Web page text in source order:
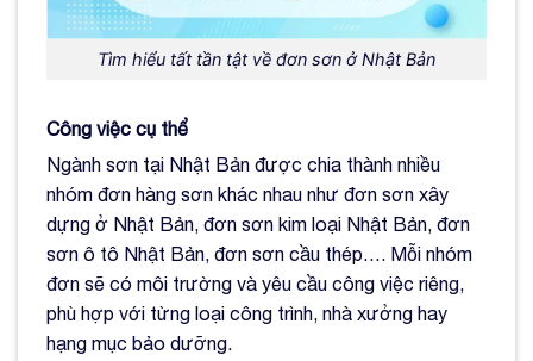
Tìm hiểu tất tần tật về đơn sơn ở Nhật Bản
Công việc cụ thể
Ngành sơn tại Nhật Bản được chia thành nhiều
nhóm đơn hàng sơn khác nhau như đơn sơn xây
dựng ở Nhật Bản, đơn sơn kim loại Nhật Bản, đơn
sơn ô tô Nhật Bản, đơn sơn cầu thép…. Mỗi nhóm
đơn sẽ có môi trường và yêu cầu công việc riêng,
phù hợp với từng loại công trình, nhà xưởng hay
hạng mục bảo dưỡng.